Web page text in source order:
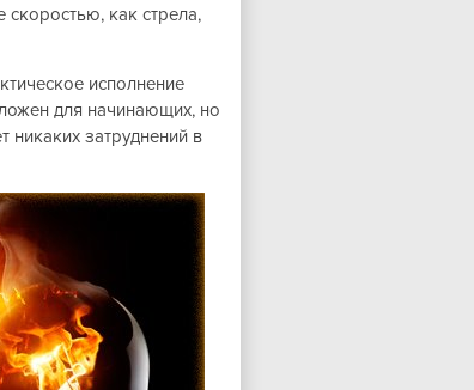
скоростью, как стрела,
исполнение
для начинающих, но
никаких затруднений в